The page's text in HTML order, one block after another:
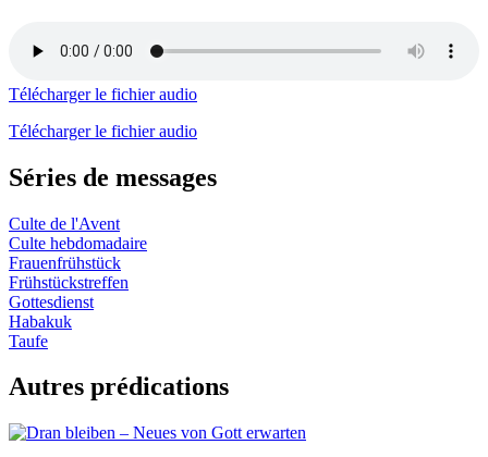
Télécharger le fichier audio
Télécharger le fichier audio
Séries de messages
Culte de l'Avent
Culte hebdomadaire
Frauenfrühstück
Frühstückstreffen
Gottesdienst
Habakuk
Taufe
Autres prédications